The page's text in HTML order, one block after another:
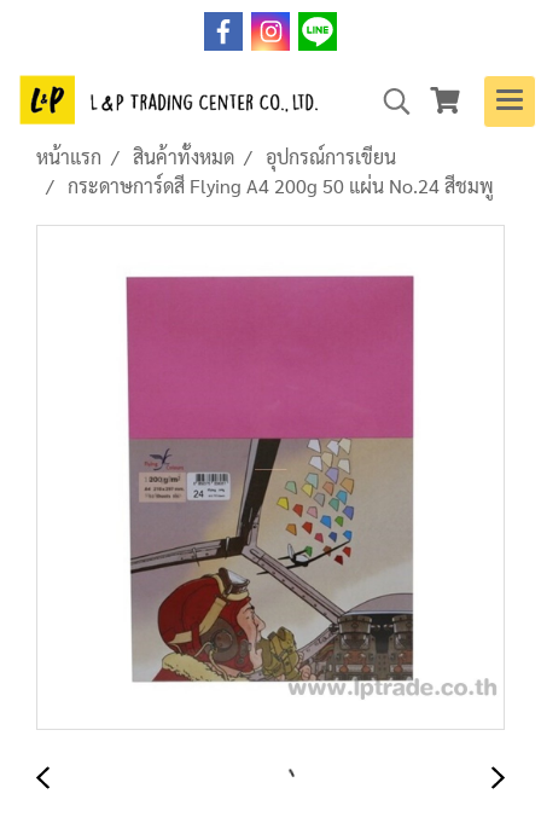
หน้าแรก สินค้าทั้งหมด
อุปกรณ์การเขียน
กระดาษการ์ดสี Flying A4 200g 50 แผ่น No.24 สีชมพู